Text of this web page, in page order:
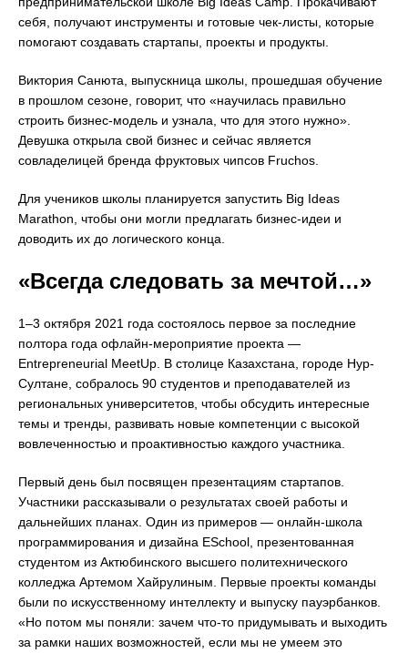
себя, получают инструменты и готовые чек-листы, которые
помогают создавать стартапы, проекты и продукты.
Виктория Санюта, выпускница школы, прошедшая обучение
в прошлом сезоне, говорит, что «научилась правильно
строить бизнес-модель и узнала, что для этого нужно».
Девушка открыла свой бизнес и сейчас является
совладелицей бренда фруктовых чипсов Fruchos.
Для учеников школы планируется запустить Big Ideas
Marathon, чтобы они могли предлагать бизнес-идеи и
доводить их до логического конца.
«Всегда следовать за мечтой…»
1–3 октября 2021 года состоялось первое за последние
полтора года офлайн-мероприятие проекта —
Entrepreneurial MeetUp. В столице Казахстана, городе Нур-
Султане, собралось 90 студентов и преподавателей из
региональных университетов, чтобы обсудить интересные
темы и тренды, развивать новые компетенции с высокой
вовлеченностью и проактивностью каждого участника.
Первый день был посвящен презентациям стартапов.
Участники рассказывали о результатах своей работы и
дальнейших планах. Один из примеров — онлайн-школа
программирования и дизайна ESchool, презентованная
студентом из Актюбинского высшего политехнического
колледжа Артемом Хайрулиным. Первые проекты команды
были по искусственному интеллекту и выпуску пауэрбанков.
«Но потом мы поняли: зачем что-то придумывать и выходить
за рамки наших возможностей, если мы не умеем это